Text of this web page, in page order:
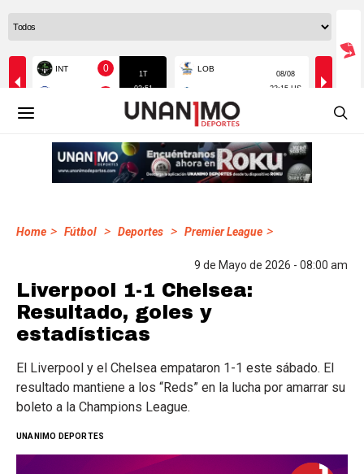
Home > Fútbol > Deportes > Premier League >
9 de Mayo de 2026 - 08:00 am
Liverpool 1-1 Chelsea:
Resultado, goles y
estadísticas
El Liverpool y el Chelsea empataron 1-1 este sábado. El
resultado mantiene a los “Reds” en la lucha por amarrar su
boleto a la Champions League.
UNANIMO DEPORTES